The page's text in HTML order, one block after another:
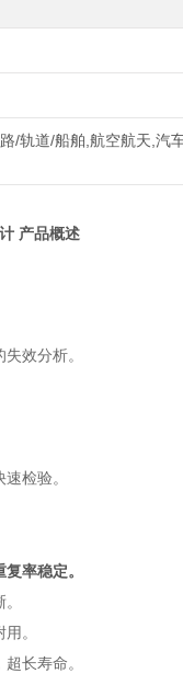
/轨道/船舶,航空航天,汽
产品概述
效分析。
检验。
率稳定。
。
长寿命。